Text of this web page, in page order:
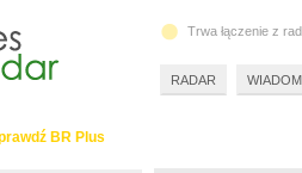
BR Plus
Trwa łączenie z
RADAR